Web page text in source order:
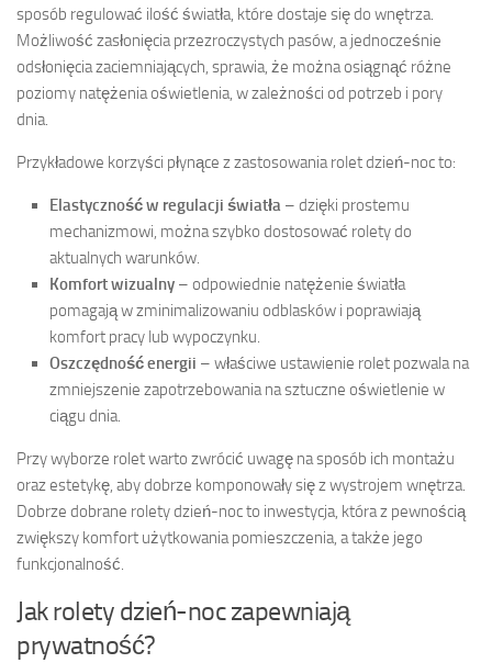
sposób regulować ilość światła, które dostaje się do wnętrza.
Możliwość zasłonięcia przezroczystych pasów, a jednocześnie
odsłonięcia zaciemniających, sprawia, że można osiągnąć różne
poziomy natężenia oświetlenia, w zależności od potrzeb i pory
dnia.
Przykładowe korzyści płynące z zastosowania rolet dzień-noc to:
Elastyczność w regulacji światła – dzięki prostemu
mechanizmowi, można szybko dostosować rolety do
aktualnych warunków.
Komfort wizualny – odpowiednie natężenie światła
pomagają w zminimalizowaniu odblasków i poprawiają
komfort pracy lub wypoczynku.
Oszczędność energii – właściwe ustawienie rolet pozwala na
zmniejszenie zapotrzebowania na sztuczne oświetlenie w
ciągu dnia.
Przy wyborze rolet warto zwrócić uwagę na sposób ich montażu
oraz estetykę, aby dobrze komponowały się z wystrojem wnętrza.
Dobrze dobrane rolety dzień-noc to inwestycja, która z pewnością
zwiększy komfort użytkowania pomieszczenia, a także jego
funkcjonalność.
Jak rolety dzień-noc zapewniają
prywatność?